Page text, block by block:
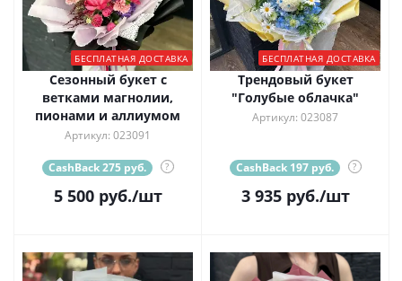
БЕСПЛАТНАЯ ДОСТАВКА
Сезонный букет с
ветками магнолии,
пионами и аллиумом
Артикул: 023091
CashBack 275 руб. ?
5 500руб./шт
БЕСПЛАТНАЯ ДОСТАВКА
Трендовый букет
"Голубые облачка"
Артикул: 023087
CashBack 197 руб. ?
3 935руб./шт